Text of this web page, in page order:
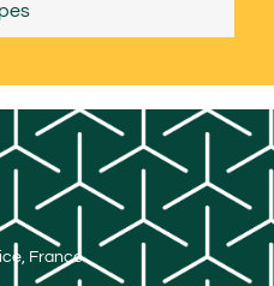
France